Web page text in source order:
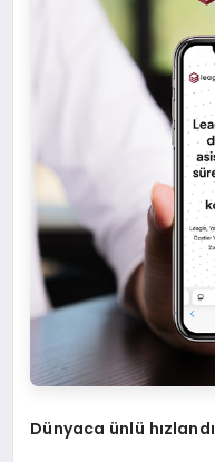
Dünyaca ünlü hızlandı